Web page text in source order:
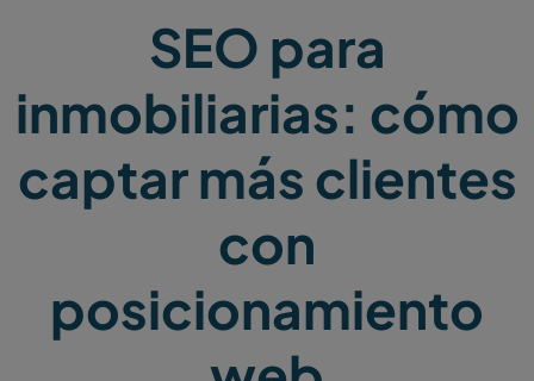
¡Consulta gratis!SEO para
inmobiliarias: cómo
captar más clientes
con
posicionamiento